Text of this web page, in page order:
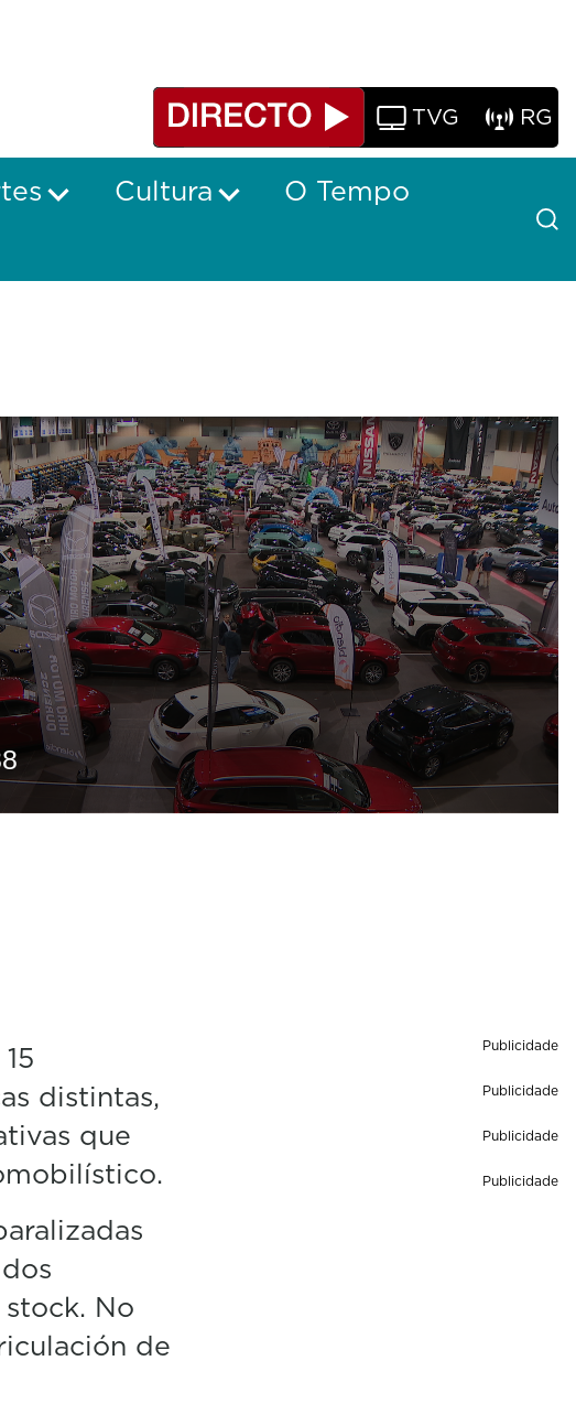
TVG RG
Cultura
O Tempo
distintas,
que
No
de
Publicidade
Publicidade
Publicidade
Publicidade